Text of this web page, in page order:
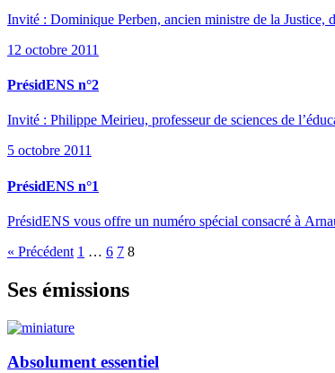
Invité : Dominique Perben, ancien ministre de la Justice,
12 octobre 2011
PrésidENS n°2
Invité : Philippe Meirieu, professeur de sciences de
5 octobre 2011
PrésidENS n°1
PrésidENS vous offre un numéro spécial consacré à
« Précédent 1 … 6 7 8
Ses émissions
Absolument essentiel